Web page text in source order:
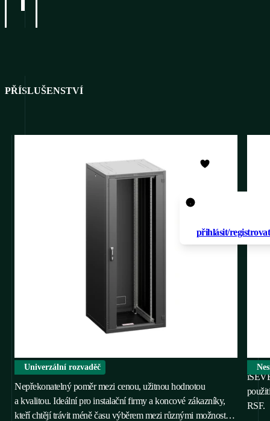
PŘÍSLUŠENSTVÍ
Univerzální rozvaděč
iSEVEN Ri7
Nepřekonatelný poměr mezi cenou, užitnou hodnotou
a kvalitou. Ideální pro instalační firmy a koncové zákazníky,
kteří chtějí trávit méně času výběrem mezi různými možnostmi.
přihlásit/registrovat
RSF.